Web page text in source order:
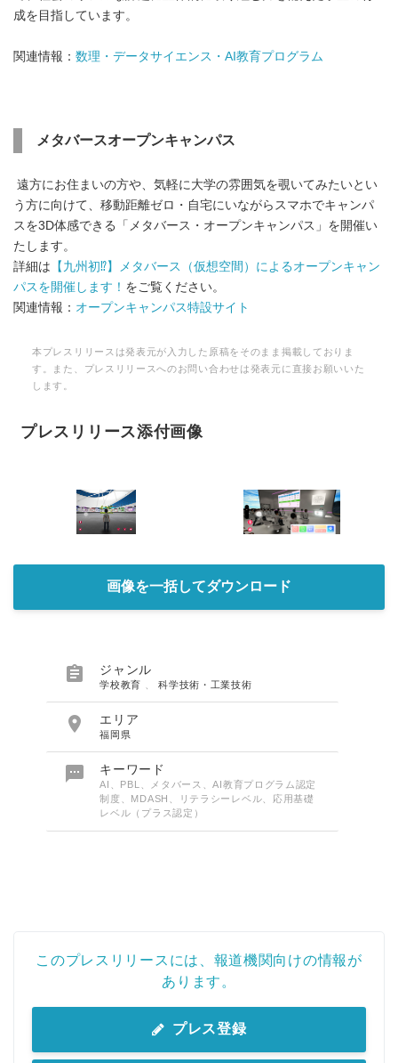
成を目指しています。
関連情報： 数理・データサイエンス・AI教育プログラム
メタバースオープンキャンパス
遠方にお住まいの方や、気軽に大学の雰囲気を覗いてみたいとい
う方に向けて、移動距離ゼロ・自宅にいながらスマホでキャンパ
スを3D体感できる「メタバース・オープンキャンパス」を開催い
たします。
詳細は 【九州初⁉】メタバース（仮想空間）によるオープンキャン
パスを開催します！ をご覧ください。
関連情報： オープンキャンパス特設サイト
本プレスリリースは発表元が入力した原稿をそのまま掲載しておりま
す。また、プレスリリースへのお問い合わせは発表元に直接お願いいた
します。
プレスリリース添付画像
画像を一括してダウンロード
 ジャンル
学校教育 、科学技術・工業技術
 エリア
福岡県
 キーワード
AI、PBL、メタバース、AI教育プログラム認定
制度、MDASH、リテラシーレベル、応用基礎
レベル（プラス認定）
このプレスリリースには、報道機関向けの情報が
あります。
プレス登録